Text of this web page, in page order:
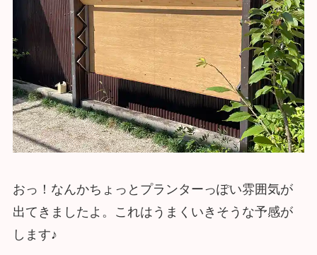
おっ！なんかちょっとプランターっぽい雰囲気が
出てきましたよ。これはうまくいきそうな予感が
します♪